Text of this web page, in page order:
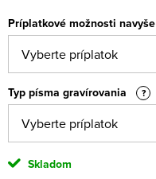
Príplatkové možnosti navyše
Typ písma gravírovania ?
Skladom